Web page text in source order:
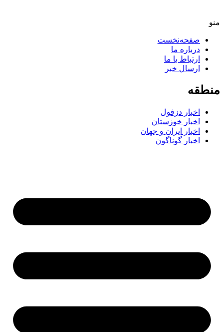
صفحه‌نخست
درباره ما
ارتباط با ما
ارسال خبر
اخبار دزفول
اخبار خوزستان
اخبار ایران و جهان
اخبار گوناگون